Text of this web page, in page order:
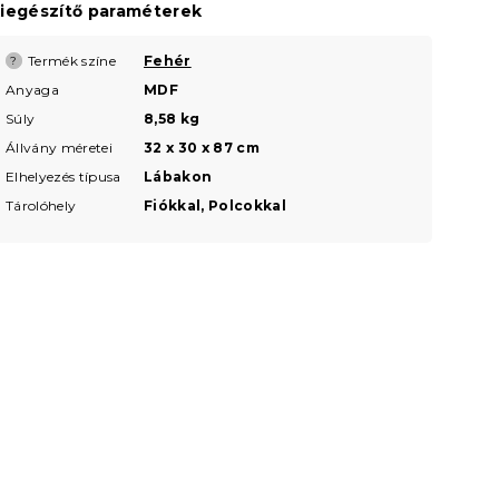
paraméterek
? Termék színe
Fehér
Anyaga
MDF
Súly
8,58 kg
Állvány méretei
32 x 30 x 87 cm
Elhelyezés típusa
Lábakon
Tárolóhely
Fiókkal, Polcokkal